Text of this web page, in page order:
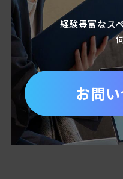
経験豊富なス
お問